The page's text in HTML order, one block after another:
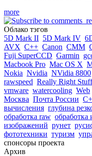
more
Облако тэгов
5D Mark II 5D Mark IV
AVX C++ Canon CMM
Fuji SuperCCD Garmin
Macbook Pro Mac OS X
Nokia Nvidia NVidia 8800
rawspeed Really Right Stuff
vmware watercooling Web
Москва Почта России
вычисления глубина
обработка raw обработка
изображений рунет
фототехники туризм
спонсоры проекта
Архив